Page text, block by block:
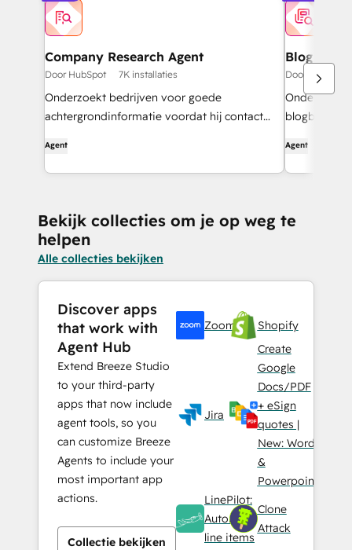
Company Research Agent
Door HubSpot 7K installaties
Onderzoekt bedrijven voor goede
achtergrondinformatie voordat hij contact
Agent
Blog
Door HubSpot
Onderzoekt
Agent
Bekijk collecties om je op weg te
helpen
Alle collecties bekijken
Discover apps
that work with
Agent Hub
Extend Breeze Studio
to your third-party
apps that now include
agent tools, so you
can customize Breeze
Agents to include your
most important app
actions.
Collectie bekijken
Zoom Shopify
Jira
Create
Google
Docs/PDF
+ eSign
quotes |
New: Word
&
Powerpoint
LinePilot:
Automate
line items
Clone
Attack